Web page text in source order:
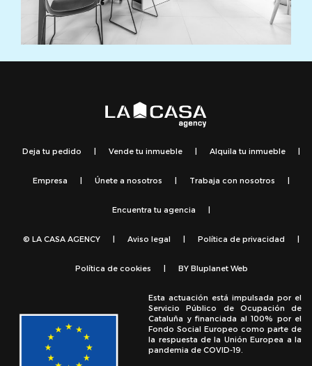
Deja tu pedido | Vende tu inmueble | Alquila tu inmueble |
Empresa | Únete a nosotros | Trabaja con nosotros |
Encuentra tu agencia |
© LA CASA AGENCY | Aviso legal | Política de privacidad |
Política de cookies | BY Bluplanet Web
Esta actuación está impulsada por el
Servicio Público de Ocupación de
Cataluña y financiada al 100% por el
Fondo Social Europeo como parte de
la respuesta de la Unión Europea a la
pandemia de COVID-19.